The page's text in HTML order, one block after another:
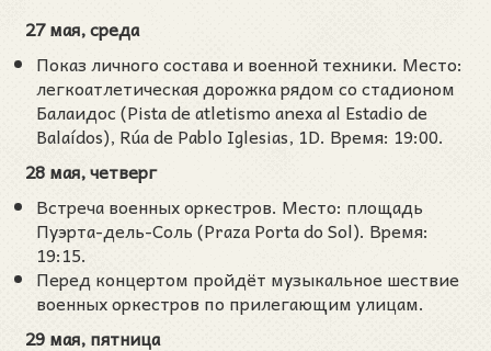
27 мая, среда
Показ личного состава и военной техники. Место:
легкоатлетическая дорожка рядом со стадионом
Балаидос (Pista de atletismo anexa al Estadio de
Balaídos), Rúa de Pablo Iglesias, 1D. Время: 19:00.
28 мая, четверг
Встреча военных оркестров. Место: площадь
Пуэрта-дель-Соль (Praza Porta do Sol). Время:
19:15.
Перед концертом пройдёт музыкальное шествие
военных оркестров по прилегающим улицам.
29 мая, пятница